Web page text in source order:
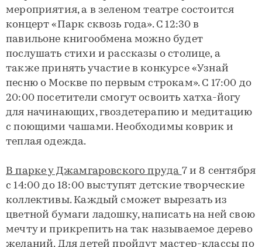
мероприятия, а в зеленом театре состоится
концерт «Парк сквозь года». С 12:30 в
павильоне книгообмена можно будет
послушать стихи и рассказы о столице, а
также принять участие в конкурсе «Узнай
песню о Москве по первым строкам». С 17:00 до
20:00 посетители смогут освоить хатха-йогу
для начинающих, гвоздетерапию и медитацию
с поющими чашами. Необходимы коврик и
теплая одежда.
В парке у Джамгаровского пруда 7 и 8 сентября
с 14:00 до 18:00 выступят детские творческие
коллективы. Каждый сможет вырезать из
цветной бумаги ладошку, написать на ней свою
мечту и прикрепить на так называемое дерево
желаний. Для детей пройдут мастер-классы по